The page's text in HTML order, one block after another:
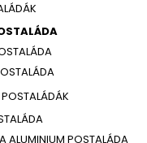
ALUMINIUM POSTALÁDA